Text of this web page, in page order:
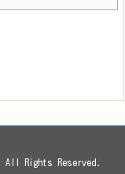
All Rights Reserved.